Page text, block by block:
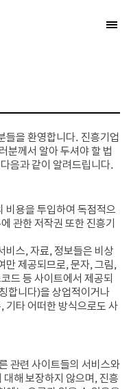
들을 환영합니다. 진흥기업
분께서 알아 두셔야 할 법
음과 같이 알려드립니다.
비용을 투입하여 독점적으
관한 저작권 또한 진흥기
비스, 자료, 정보들은 비상
만 제공되므로, 문자, 그림,
드 등 사이트에서 제공되
합니다)을 상업적이거나
기타 어떠한 방식으로도 사
관련 사이트들의 서비스와
해 보장하지 않으며, 진흥